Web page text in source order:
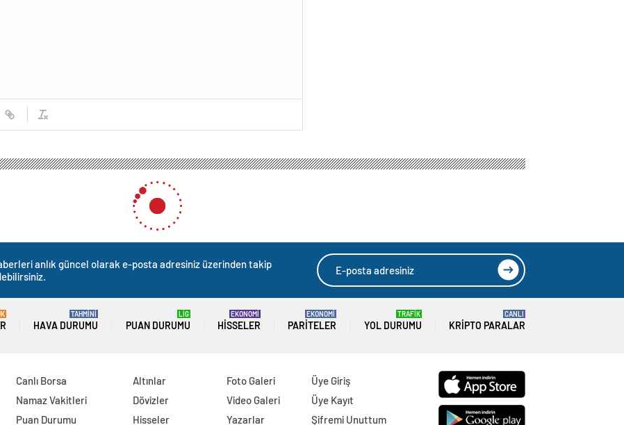
anlık güncel olarak e-posta adresiniz üzerinden takip
HAVA DURUMU
TAHMİNİ
PUAN DURUMU
LİG
HISSELER
EKONOMİ
PARITELER
EKONOMİ
YOL DURUMU
TRAFİK
KRIPTO PARALAR
CANLI
Canlı Borsa
Namaz Vakitleri
Puan Durumu
Altınlar
Dövizler
Hisseler
Foto Galeri
Video Galeri
Yazarlar
Üye Giriş
Üye Kayıt
Şifremi Unuttum